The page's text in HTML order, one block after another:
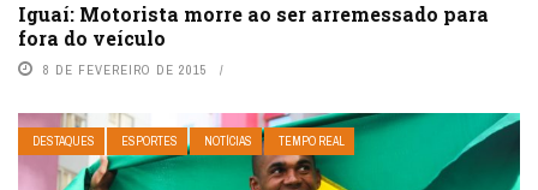
Iguaí: Motorista morre ao ser arremessado para
fora do veículo
8 DE FEVEREIRO DE 2015
DESTAQUES ESPORTES NOTÍCIAS TEMPO REAL